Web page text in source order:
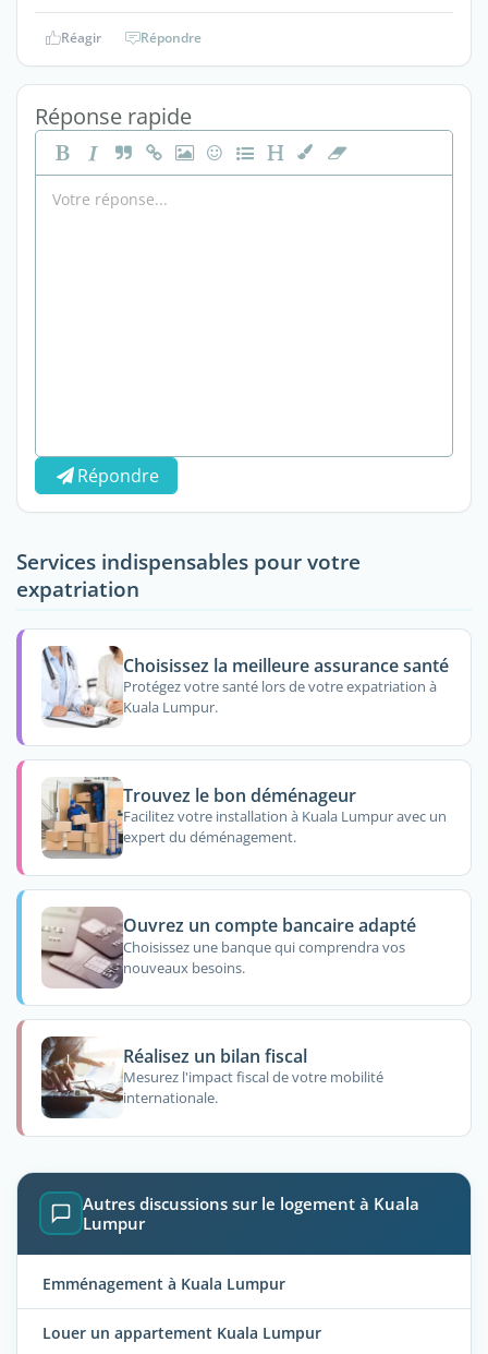
Réagir Répondre
Réponse rapide
Répondre
Services indispensables pour votre
expatriation
Choisissez la meilleure assurance santé
Protégez votre santé lors de votre expatriation à
Kuala Lumpur.
Trouvez le bon déménageur
Facilitez votre installation à Kuala Lumpur avec un
expert du déménagement.
Ouvrez un compte bancaire adapté
Choisissez une banque qui comprendra vos
nouveaux besoins.
Réalisez un bilan fiscal
Mesurez l'impact fiscal de votre mobilité
internationale.
Autres discussions sur le logement à Kuala
Lumpur
Emménagement à Kuala Lumpur
Louer un appartement Kuala Lumpur